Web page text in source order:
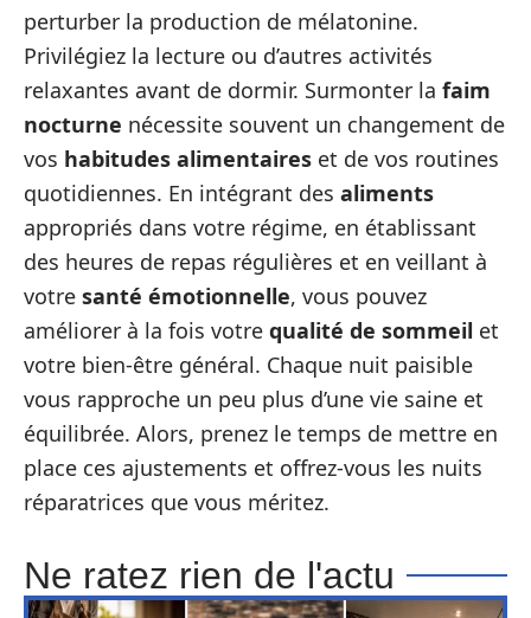
perturber la production de mélatonine.
Privilégiez la lecture ou d’autres activités
relaxantes avant de dormir. Surmonter la faim
nocturne nécessite souvent un changement de
vos habitudes alimentaires et de vos routines
quotidiennes. En intégrant des aliments
appropriés dans votre régime, en établissant
des heures de repas régulières et en veillant à
votre santé émotionnelle, vous pouvez
améliorer à la fois votre qualité de sommeil et
votre bien-être général. Chaque nuit paisible
vous rapproche un peu plus d’une vie saine et
équilibrée. Alors, prenez le temps de mettre en
place ces ajustements et offrez-vous les nuits
réparatrices que vous méritez.
Ne ratez rien de l'actu